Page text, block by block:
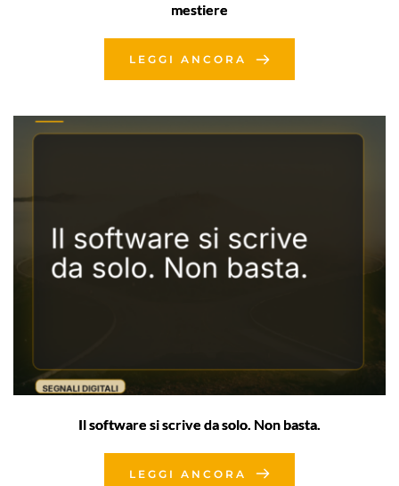
mestiere
LEGGI ANCORA
Il software si scrive da solo. Non basta.
LEGGI ANCORA